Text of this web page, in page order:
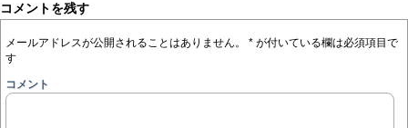
コメントを残す
メールアドレスが公開されることはありません。 * が付いている欄は必須項目で
す
コメント